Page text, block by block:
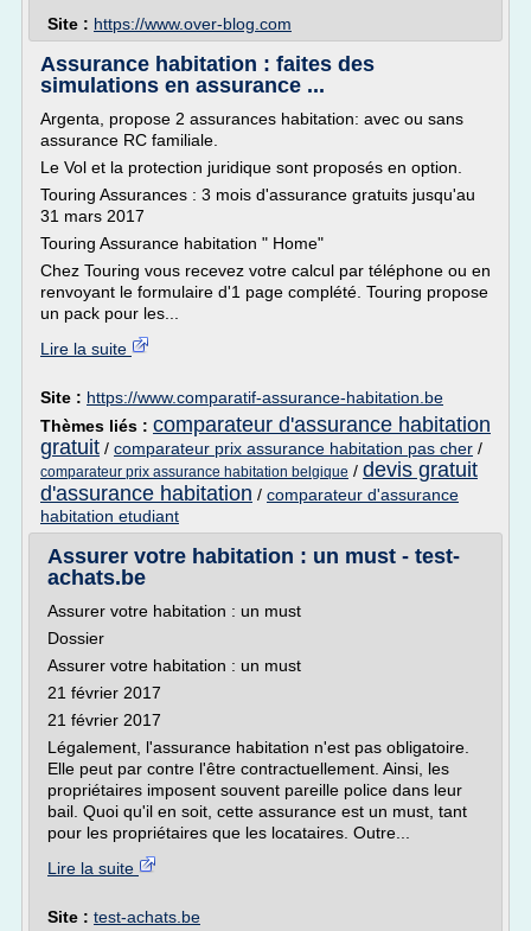
Site : https://www.over-blog.com
Assurance habitation : faites des
simulations en assurance ...
Argenta, propose 2 assurances habitation: avec ou sans
assurance RC familiale.
Le Vol et la protection juridique sont proposés en option.
Touring Assurances : 3 mois d'assurance gratuits jusqu'au
31 mars 2017
Touring Assurance habitation " Home"
Chez Touring vous recevez votre calcul par téléphone ou en
renvoyant le formulaire d'1 page complété. Touring propose
un pack pour les...
Lire la suite
Site : https://www.comparatif-assurance-habitation.be
Thèmes liés : comparateur d'assurance habitation
gratuit / comparateur prix assurance habitation pas cher /
comparateur prix assurance habitation belgique / devis gratuit
d'assurance habitation / comparateur d'assurance
habitation etudiant
Assurer votre habitation : un must - test-
achats.be
Assurer votre habitation : un must
Dossier
Assurer votre habitation : un must
21 février 2017
21 février 2017
Légalement, l'assurance habitation n'est pas obligatoire.
Elle peut par contre l'être contractuellement. Ainsi, les
propriétaires imposent souvent pareille police dans leur
bail. Quoi qu'il en soit, cette assurance est un must, tant
pour les propriétaires que les locataires. Outre...
Lire la suite
Site : test-achats.be